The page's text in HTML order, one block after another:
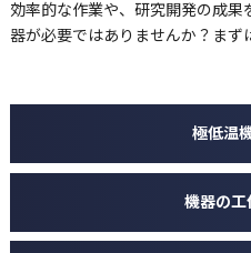
効率的な作業や、研究開発の成
器が必要ではありませんか？まず
極低温
機器の工